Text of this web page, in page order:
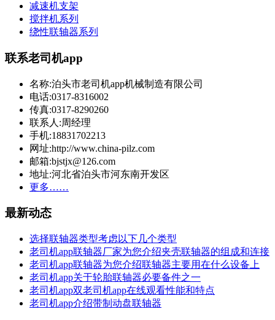
减速机支架
搅拌机系列
绕性联轴器系列
联系老司机app
名称:泊头市老司机app机械制造有限公司
电话:0317-8316002
传真:0317-8290260
联系人:周经理
手机:18831702213
网址:http://www.china-pilz.com
邮箱:bjstjx@126.com
地址:河北省泊头市河东南开发区
更多……
最新动态
选择联轴器类型考虑以下几个类型
老司机app联轴器厂家为您介绍夹壳联轴器的组成和连接
老司机app联轴器为您介绍联轴器主要用在什么设备上
老司机app关于轮胎联轴器必要备件之一
老司机app双老司机app在线观看性能和特点
老司机app介绍带制动盘联轴器